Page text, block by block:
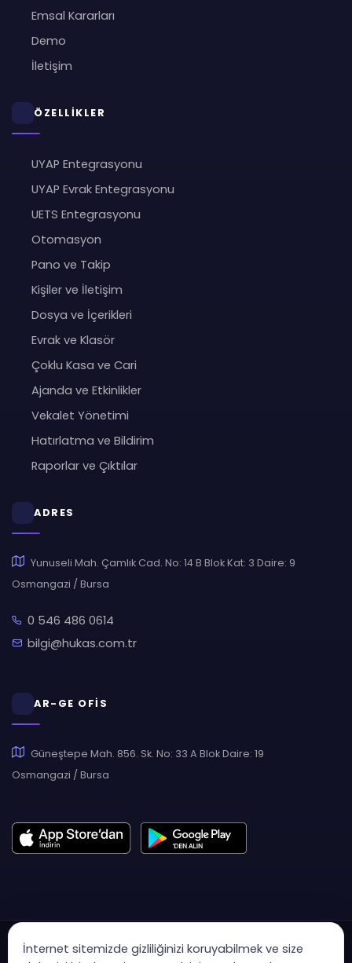
Emsal Kararları
Demo
İletişim
ÖZELLİKLER
UYAP Entegrasyonu
UYAP Evrak Entegrasyonu
UETS Entegrasyonu
Otomasyon
Pano ve Takip
Kişiler ve İletişim
Dosya ve İçerikleri
Evrak ve Klasör
Çoklu Kasa ve Cari
Ajanda ve Etkinlikler
Vekalet Yönetimi
Hatırlatma ve Bildirim
Raporlar ve Çıktılar
ADRES
Yunuseli Mah. Çamlık Cad. No: 14 B Blok Kat: 3 Daire: 9
Osmangazi / Bursa
0 546 486 0614
bilgi@hukas.com.tr
AR-GE OFİS
Güneştepe Mah. 856. Sk. No: 33 A Blok Daire: 19
Osmangazi / Bursa
İnternet sitemizde gizliliğinizi koruyabilmek ve size